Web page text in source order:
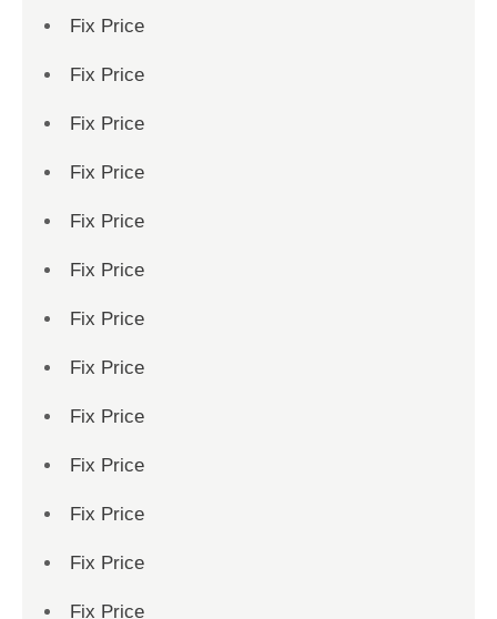
Fix Price
Fix Price
Fix Price
Fix Price
Fix Price
Fix Price
Fix Price
Fix Price
Fix Price
Fix Price
Fix Price
Fix Price
Fix Price